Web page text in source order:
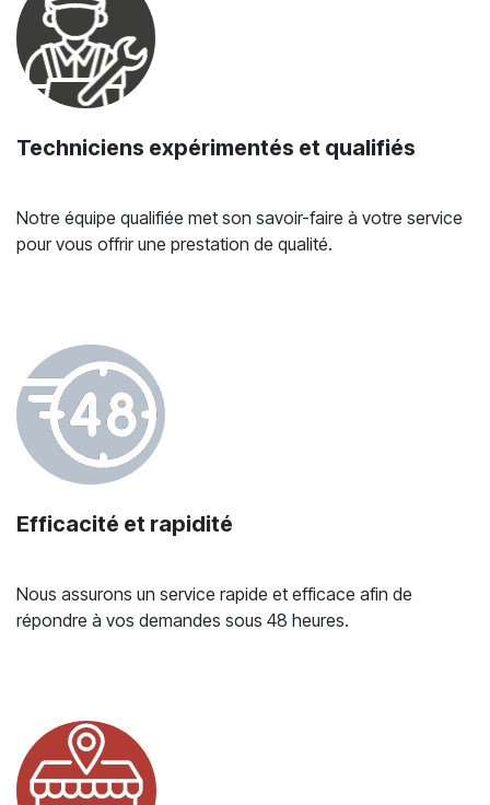
Techniciens expérimentés et qualifiés
Notre équipe qualifiée met son savoir-faire à votre service
pour vous offrir une prestation de qualité.
Efficacité et rapidité
Nous assurons un service rapide et efficace afin de
répondre à vos demandes sous 48 heures.